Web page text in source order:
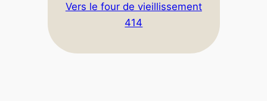
Vers le four de vieillissement
414